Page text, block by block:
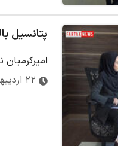
پتانسیل
۲۲ اردیبهشت ۱۳۹۸